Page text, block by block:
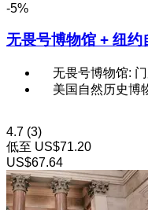
-5%
无畏号博物馆 + 纽
无畏号博物馆:
美国自然历史博
4.7 (3)
低至 US$71.20
US$67.64